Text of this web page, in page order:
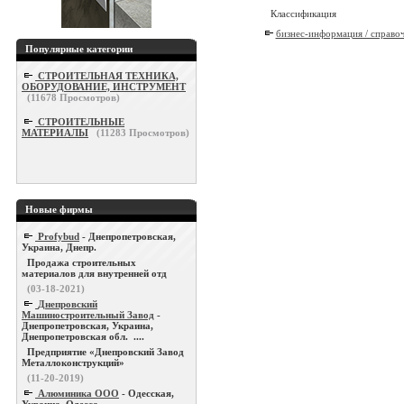
Популярные категории
СТРОИТЕЛЬНАЯ ТЕХНИКА,
ОБОРУДОВАНИЕ, ИНСТРУМЕНТ
(11678 Просмотров)
СТРОИТЕЛЬНЫЕ
МАТЕРИАЛЫ
(11283 Просмотров)
Новые фирмы
Profybud - Днепропетровская,
Украина, Днепр.
Продажа строительных
материалов для внутренней отд
(03-18-2021)
Днепровский
Машиностроительный Завод -
Днепропетровская, Украина,
Днепропетровская обл. ....
Предприятие «Днепровский Завод
Металлоконструкций»
(11-20-2019)
Алюминика ООО - Одесская,
Классификация
бизнес-информация /